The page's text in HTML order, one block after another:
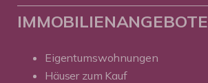
IMMOBILIENANGEBOTE
Eigentumswohnungen
Häuser zum Kauf